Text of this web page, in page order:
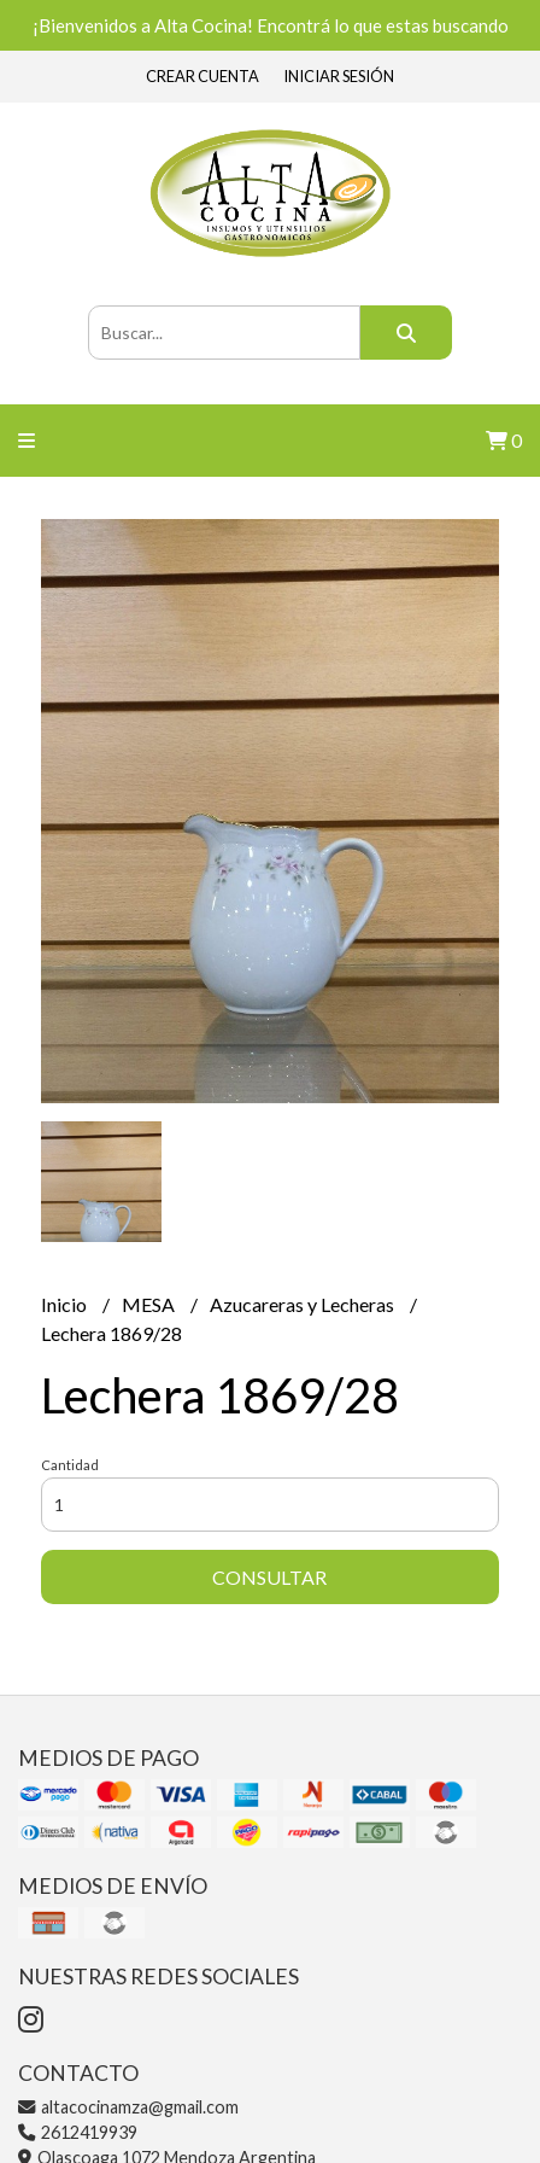
¡Bienvenidos a Alta Cocina! Encontrá lo que estas buscando
CREAR CUENTA INICIAR SESIÓN
0
Inicio MESA
Azucareras y Lecheras
Lechera 1869/28
Lechera 1869/28
Cantidad
CONSULTAR
MEDIOS DE PAGO
MEDIOS DE ENVÍO
NUESTRAS REDES SOCIALES
CONTACTO
altacocinamza@gmail.com
2612419939
Olascoaga 1072 Mendoza Argentina